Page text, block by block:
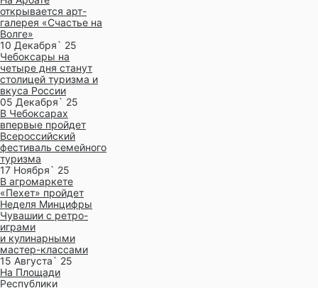
открывается арт-
галерея «Счастье на
Волге»
10 Декабря` 25
Чебоксары на
четыре дня станут
столицей туризма и
вкуса России
05 Декабря` 25
В Чебоксарах
впервые пройдет
Всероссийский
фестиваль семейного
туризма
17 Ноября` 25
В агромаркете
«Пехет» пройдет
Неделя Минцифры
Чувашии с ретро-
играми
и кулинарными
мастер-классами
15 Августа` 25
На Площади
Республики